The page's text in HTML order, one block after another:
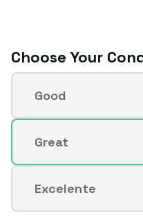
Choose Your
Condición
Good
Variante
agotada
no
disponible
Great
Variante
agotada
no
disponible
Excelente
Variante
agotada